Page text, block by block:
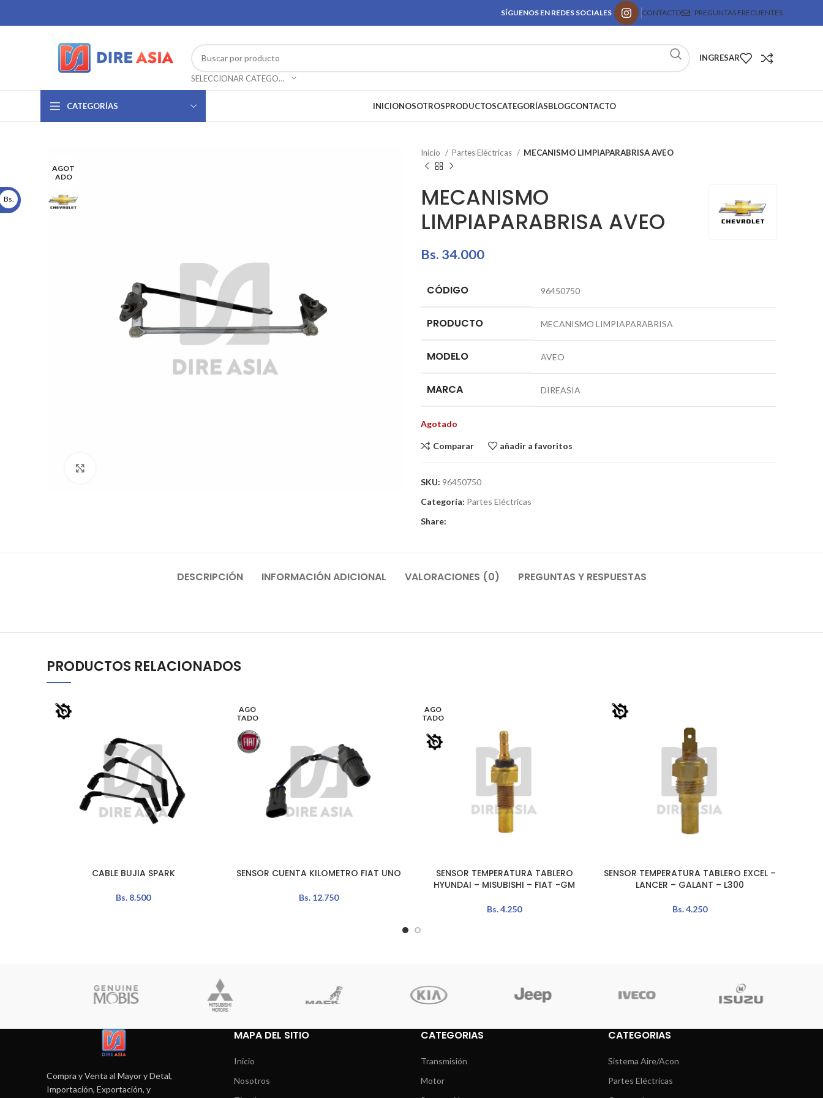
SÍGUENOS EN REDES SOCIALES CONTACTO PREGUNTAS FRECUENTES
SELECCIONAR CATEGORÍA
INGRESAR
CATEGORÍAS INICIONOSOTROSPRODUCTOSCATEGORÍASBLOGCONTACTO
AGOT
ADO
Inicio Partes Eléctricas MECANISMO LIMPIAPARABRISA AVEO
MECANISMO
LIMPIAPARABRISA AVEO
Bs. 34.000
CÓDIGO 96450750
PRODUCTO MECANISMO LIMPIAPARABRISA
MODELO AVEO
MARCA DIREASIA
Agotado
Comparar añadir a favoritos
SKU: 96450750
Categoría: Partes Eléctricas
Share:
DESCRIPCIÓN INFORMACIÓN ADICIONAL VALORACIONES (0) PREGUNTAS Y RESPUESTAS
PRODUCTOS RELACIONADOS
AÑADIR AL CARRITOCABLE BUJIA SPARK
Bs. 8.500
AGO
TADO
LEER MÁS
SENSOR CUENTA KILOMETRO FIAT UNO
Bs. 12.750
AGO
TADO
LEER MÁS
SENSOR TEMPERATURA TABLERO
HYUNDAI – MISUBISHI – FIAT -GM
Bs.4.250
AÑADIR AL CARRITO
SENSOR TEMPERATURA TABLERO EXCEL –
LANCER – GALANT – L300
Bs.4.250
Compra y Venta al Mayor y Detal,
Importación, Exportación, y
MAPA DEL SITIO
Inicio
Nosotros
CATEGORIAS
Transmisión
Motor
CATEGORIAS
Sistema Aire/Acon
Partes Eléctricas
Bs.